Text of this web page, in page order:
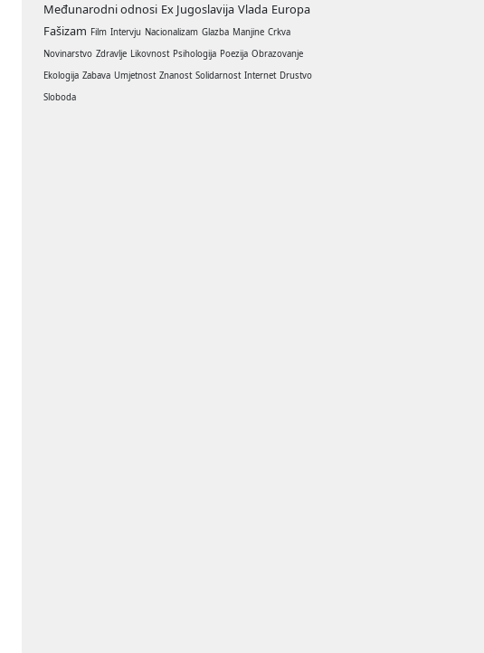
Međunarodni odnosi Ex Jugoslavija Vlada Europa
Fašizam Film Intervju Nacionalizam Glazba Manjine Crkva
Novinarstvo Zdravlje Likovnost Psihologija Poezija Obrazovanje
Ekologija Zabava Umjetnost Znanost Solidarnost Internet Drustvo
Sloboda